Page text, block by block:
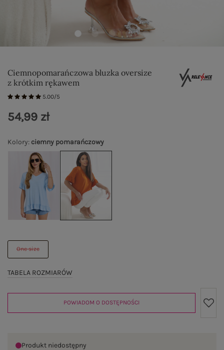
Ciemnopomarańczowa bluzka oversize
z krótkim rękawem
5.00/5
Kolory: ciemny pomarańczowy
One size
TABELA ROZMIARÓW
54,99 zł
POWIADOM O DOSTĘPNOŚCI
Produkt niedostępny